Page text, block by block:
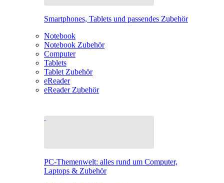
Smartphones, Tablets und passendes Zubehör
Notebook
Notebook Zubehör
Computer
Tablets
Tablet Zubehör
eReader
eReader Zubehör
PC-Themenwelt: alles rund um Computer,
Laptops & Zubehör